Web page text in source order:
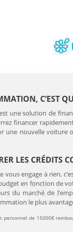
C’EST
une solution de
financer
une nouvelle voiture
LES CRÉDITS
vous engage à rien,
en fonction de
du marché de
le plus
de 15000€